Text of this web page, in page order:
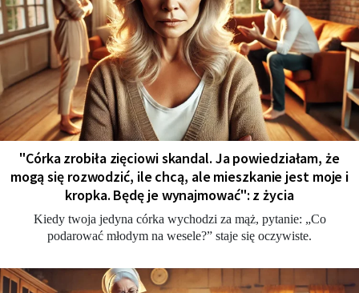
"Córka zrobiła zięciowi skandal. Ja powiedziałam, że
mogą się rozwodzić, ile chcą, ale mieszkanie jest moje i
kropka. Będę je wynajmować": z życia
Kiedy twoja jedyna córka wychodzi za mąż, pytanie: „Co
podarować młodym na wesele?” staje się oczywiste.